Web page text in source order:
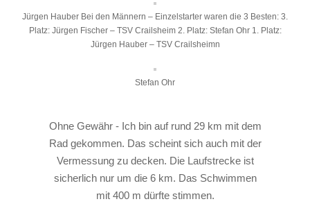
Jürgen Hauber Bei den Männern – Einzelstarter waren die 3 Besten: 3.
Platz: Jürgen Fischer – TSV Crailsheim 2. Platz: Stefan Ohr 1. Platz:
Jürgen Hauber – TSV Crailsheimn
Stefan Ohr
Ohne Gewähr - Ich bin auf rund 29 km mit dem
Rad gekommen. Das scheint sich auch mit der
Vermessung zu decken. Die Laufstrecke ist
sicherlich nur um die 6 km. Das Schwimmen
mit 400 m dürfte stimmen.